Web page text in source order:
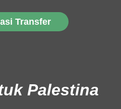
Transfer
Palestina